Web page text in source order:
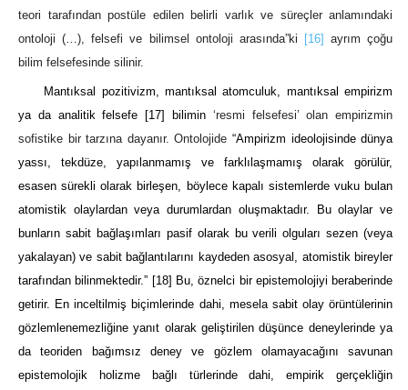
teori tarafından postüle edilen belirli varlık ve süreçler anlamındaki
ontoloji (…), felsefi ve bilimsel ontoloji arasında”ki
[16] ayrım çoğu
bilim felsefesinde silinir.
Mantıksal pozitivizm, mantıksal atomculuk, mantıksal empirizm
ya da analitik felsefe [17] bilimin ‘resmi felsefesi’ olan empirizmin
sofistike bir tarzına dayanır. Ontolojide “Ampirizm ideolojisinde dünya
yassı, tekdüze, yapılanmamış ve farklılaşmamış olarak görülür,
esasen sürekli olarak birleşen, böylece kapalı sistemlerde vuku bulan
atomistik olaylardan veya durumlardan oluşmaktadır. Bu olaylar ve
bunların sabit bağlaşımları pasif olarak bu verili olguları sezen (veya
yakalayan) ve sabit bağlantılarını kaydeden asosyal, atomistik bireyler
tarafından bilinmektedir.” [18] Bu, öznelci bir epistemolojiyi beraberinde
getirir. En inceltilmiş biçimlerinde dahi, mesela sabit olay örüntülerinin
gözlemlenemezliğine yanıt olarak geliştirilen düşünce deneylerinde ya
da teoriden bağımsız deney ve gözlem olamayacağını savunan
epistemolojik holizme bağlı türlerinde dahi, empirik gerçekliğin